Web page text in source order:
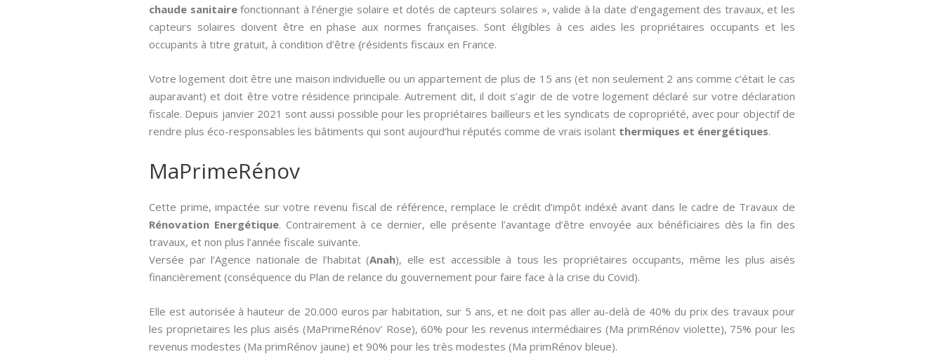
chaude sanitairefonctionnant à l’énergie solaire et dotés de capteurs solaires », valide à la date d’engagement des travaux, et les
capteurs solaires doivent être en phase aux normes françaises. Sont éligibles à ces aides les propriétaires occupants et les
occupants à titre gratuit, à condition d’être {résidents fiscaux en France.
Votre logement doit être une maison individuelle ou un appartement de plus de 15 ans (et non seulement 2 ans comme c’était le cas
auparavant) et doit être votre résidence principale. Autrement dit, il doit s’agir de de votre logement déclaré sur votre déclaration
fiscale. Depuis janvier 2021 sont aussi possible pour les propriétaires bailleurs et les syndicats de copropriété, avec pour objectif de
rendre plus éco-responsables les bâtiments qui sont aujourd’hui réputés comme de vrais isolant thermiques et énergétiques.
MaPrimeRénov
Cette prime, impactée sur votre revenu fiscal de référence, remplace le crédit d’impôt indéxé avant dans le cadre de Travaux de
Rénovation Energétique. Contrairement à ce dernier, elle présente l’avantage d’être envoyée aux bénéficiaires dès la fin des
travaux, et non plus l’année fiscale suivante.
Versée par l’Agence nationale de l’habitat (Anah), elle est accessible à tous les propriétaires occupants, même les plus aisés
financièrement (conséquence du Plan de relance du gouvernement pour faire face à la crise du Covid).
Elle est autorisée à hauteur de 20.000 euros par habitation, sur 5 ans, et ne doit pas aller au-delà de 40% du prix des travaux pour
les proprietaires les plus aisés (MaPrimeRénov’ Rose), 60% pour les revenus intermédiaires (Ma primRénov violette), 75% pour les
revenus modestes (Ma primRénov jaune) et 90% pour les très modestes (Ma primRénov bleue).